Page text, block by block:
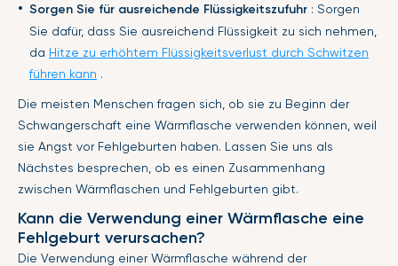
Sorgen Sie für ausreichende Flüssigkeitszufuhr : Sorgen
Sie dafür, dass Sie ausreichend Flüssigkeit zu sich nehmen,
da Hitze zu erhöhtem Flüssigkeitsverlust durch Schwitzen
führen kann .
Die meisten Menschen fragen sich, ob sie zu Beginn der
Schwangerschaft eine Wärmflasche verwenden können, weil
sie Angst vor Fehlgeburten haben. Lassen Sie uns als
Nächstes besprechen, ob es einen Zusammenhang
zwischen Wärmflaschen und Fehlgeburten gibt.
Kann die Verwendung einer Wärmflasche eine
Fehlgeburt verursachen?
Die Verwendung einer Wärmflasche während der